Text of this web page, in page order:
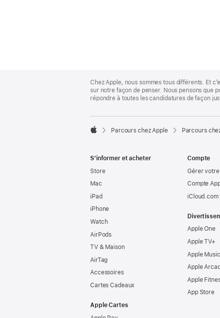
Footer
Chez Apple, nous sommes tous différents. Et
sur notre façon de penser. Nous pensons que
répondre à toutes les candidatures de façon

Parcours chez Apple Parcours
S’informer et acheter
Store
Mac
iPad
iPhone
Watch
AirPods
TV & Maison
AirTag
Accessoires
Cartes Cadeaux
Apple Cartes
Compte
Gérer
Compte
iCloud.com
Apple One
Apple TV+
Apple Music
Apple
Apple
App Store